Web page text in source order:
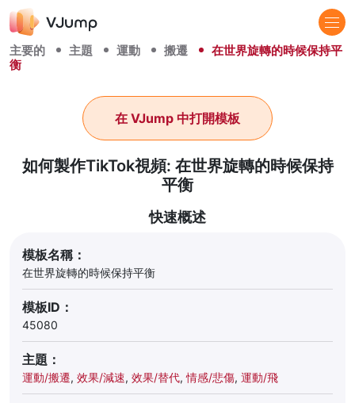
主要的 主題 運動 搬遷
在世界旋轉的時候保持平
衡
如何製作TikTok視頻: 在世界旋轉的時候保持
平衡
在 VJump 中打開模板
快速概述
模板名稱：
在世界旋轉的時候保持平衡
模板ID：
45080
主題：
運動/搬遷, 效果/減速, 效果/替代,情感/悲傷, 運動/飛